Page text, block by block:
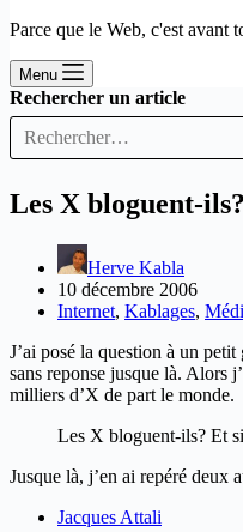
Parce que le Web, c'est avant
Menu
Rechercher un article
Les X bloguent-ils?
Herve Kabla
10 décembre 2006
Internet, Kablages,
J’ai posé la question à un
sans reponse jusque là. Alors
milliers d’X de part le monde.
Les X bloguent-ils? Et
Jusque là, j’en ai repéré deux
Jacques Attali